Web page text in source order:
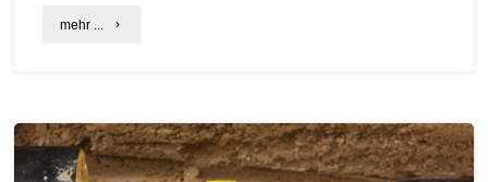
mehr ... "Heizungsmodernisierung
Kostenvergleich"